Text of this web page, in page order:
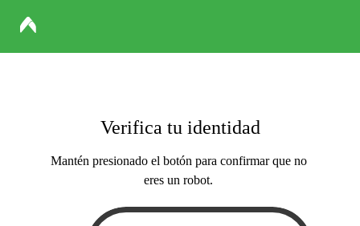
Verifica tu identidad
Mantén presionado el botón para confirmar que no
eres un robot.